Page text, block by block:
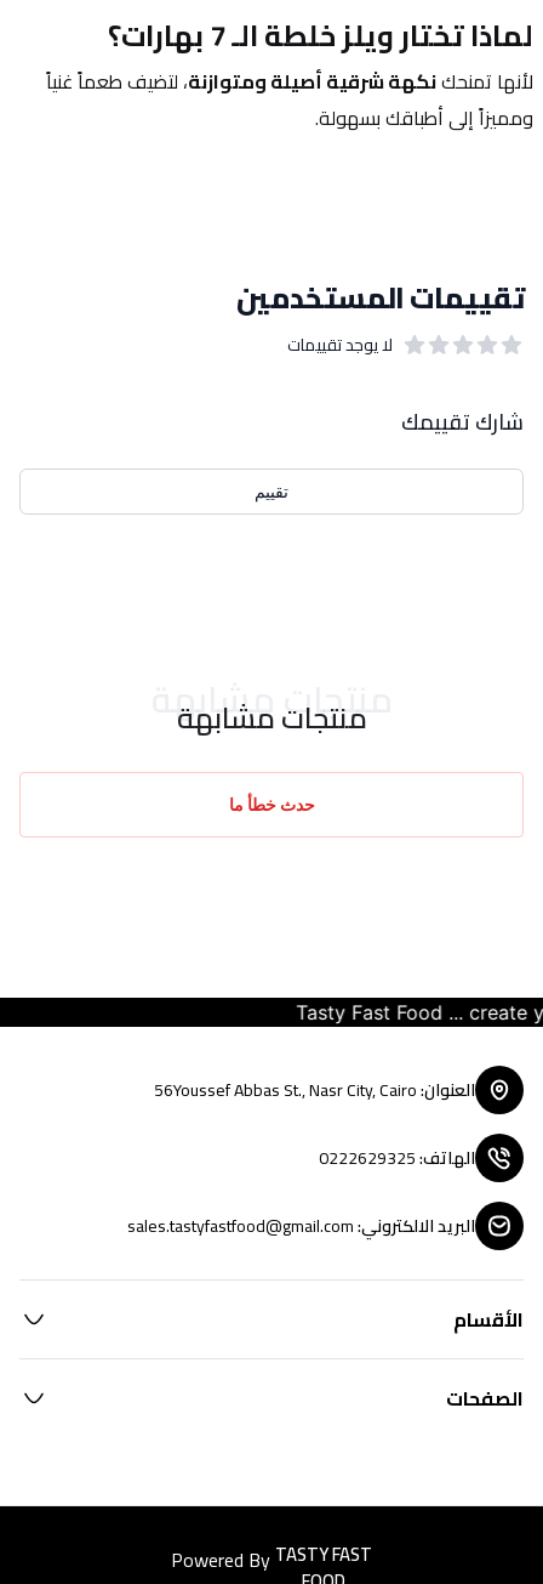
لماذا تختار ويلز خلطة الـ 7 بهارات؟
لأنها تمنحك نكهة شرقية أصيلة ومتوازنة
ومميزاً إلى أطباقك بسهولة.
تقييمات المستخدمين
لا يوجد تقييمات
شارك تقييمك
تقييم
منتجات مشابهة
منتجات مشابهة
حدث خطأ ما
Tasty Fast Food ... create your
العنوان:
56Youssef Abbas St., Nasr City, Cairo
الهاتف:
0222629325
البريد الالكتروني:
sales.tastyfastfood@gmail.com
الأقسام
الصفحات
Powered ByEasyorders